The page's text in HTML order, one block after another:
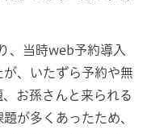
、当時web予約導入
、いたずら予約や無
お孫さんと来られる
が多くあったため、